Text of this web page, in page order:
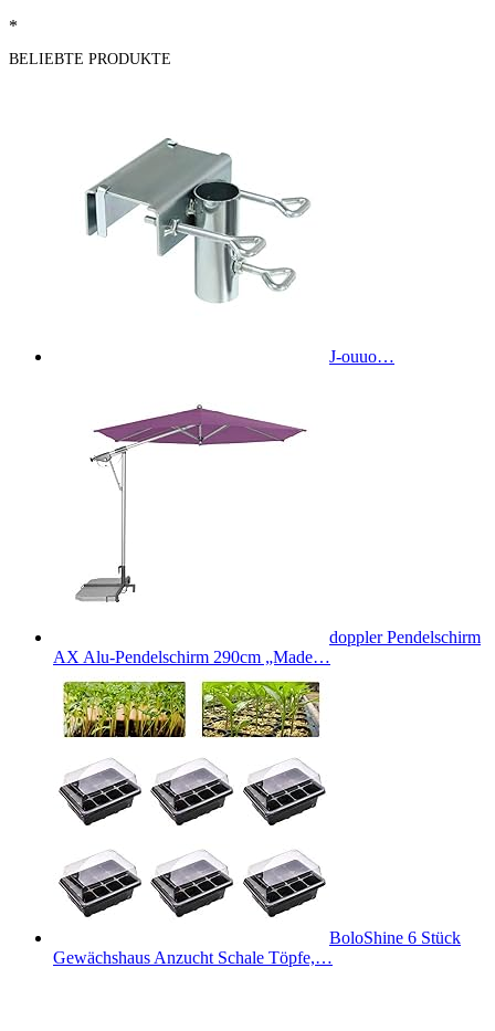
*
BELIEBTE PRODUKTE
J-ouuo…
doppler Pendelschirm
AX Alu-Pendelschirm 290cm „Made…
BoloShine 6 Stück
Gewächshaus Anzucht Schale Töpfe,…